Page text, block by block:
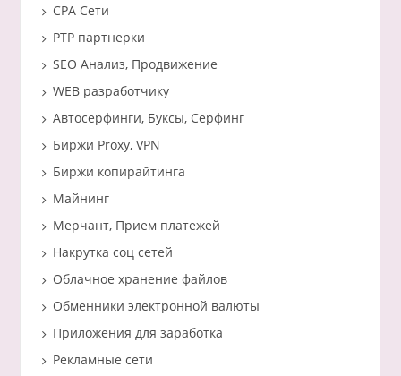
CPA Сети
PTP партнерки
SEO Анализ, Продвижение
WEB разработчику
Автосерфинги, Буксы, Серфинг
Биржи Proxy, VPN
Биржи копирайтинга
Майнинг
Мерчант, Прием платежей
Накрутка соц сетей
Облачное хранение файлов
Обменники электронной валюты
Приложения для заработка
Рекламные сети